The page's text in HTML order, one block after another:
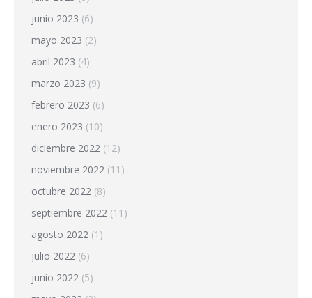
junio 2023 (6)
mayo 2023 (2)
abril 2023 (4)
marzo 2023 (9)
febrero 2023 (6)
enero 2023 (10)
diciembre 2022 (12)
noviembre 2022 (11)
octubre 2022 (8)
septiembre 2022 (11)
agosto 2022 (1)
julio 2022 (6)
junio 2022 (5)